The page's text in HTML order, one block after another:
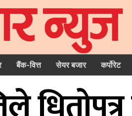
बैंक-वित्त सेयर बजार कर्पोरेट